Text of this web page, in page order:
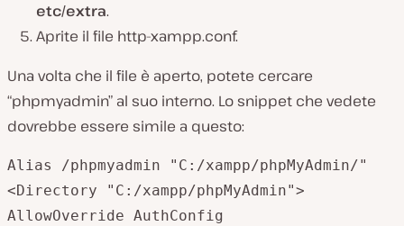
etc/extra.
Aprite il file http-xampp.conf.
Una volta che il file è aperto, potete cercare
“phpmyadmin” al suo interno. Lo snippet che vedete
dovrebbe essere simile a questo:
Alias /phpmyadmin "C:/xampp/phpMyAdmin/"
<Directory "C:/xampp/phpMyAdmin">
AllowOverride AuthConfig